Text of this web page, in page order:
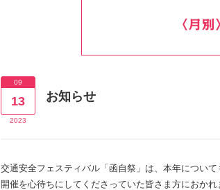
09
13
2023
お知らせ
交通安全フェスティバル「函自祭」は、本年について
開催を心待ちにしてくださっていた皆さま方におか